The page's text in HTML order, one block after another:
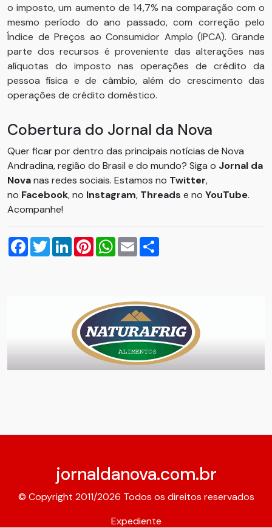
o imposto, um aumento de 14,7% na comparação com o
mesmo período do ano passado, com correção pelo
Índice de Preços ao Consumidor Amplo (IPCA). Grande
parte dos recursos é proveniente das alterações nas
alíquotas do imposto nas operações de crédito da
pessoa física e de câmbio, além do crescimento das
operações de crédito doméstico.
Cobertura do Jornal da Nova
Quer ficar por dentro das principais notícias de Nova
Andradina, região do Brasil e do mundo? Siga o Jornal da
Novanas redes sociais. Estamos no Twitter,
no Facebook, no Instagram, Threads e no YouTube.
Acompanhe!
Facebook
TwitterLinkedInPinterestWhatsApp
Email
jornaldanova.com.br
© Copyright 2011/2026 Todos os direitos reservados
Expediente